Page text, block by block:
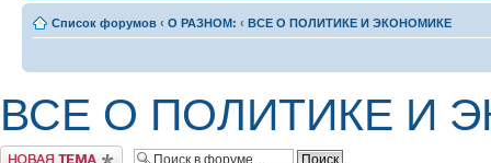
Список форумов ‹ О РАЗНОМ: ‹ ВСЕ О ПОЛИТИКЕ И ЭКОНОМИКЕ
ВСЕ О ПОЛИТИКЕ И
Начать новую тему